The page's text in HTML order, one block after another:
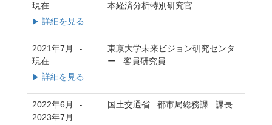
現在
本経済分析特別研究官
▶ 詳細を見る
2021年7月 -
現在
東京大学未来ビジョン研究センタ
ー 客員研究員
▶ 詳細を見る
2022年6月 -
2023年7月
国土交通省 都市局総務課 課長